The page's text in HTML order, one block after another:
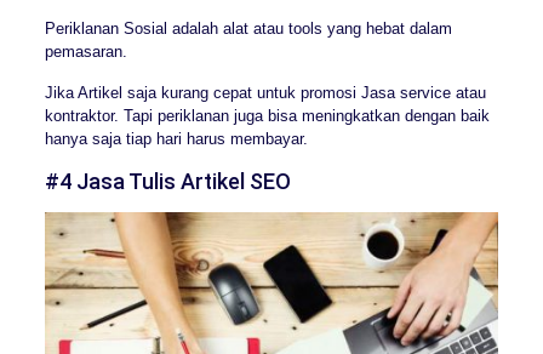
Periklanan Sosial adalah alat atau tools yang hebat dalam
pemasaran.
Jika Artikel saja kurang cepat untuk promosi Jasa service atau
kontraktor. Tapi periklanan juga bisa meningkatkan dengan baik
hanya saja tiap hari harus membayar.
#4 Jasa Tulis Artikel SEO